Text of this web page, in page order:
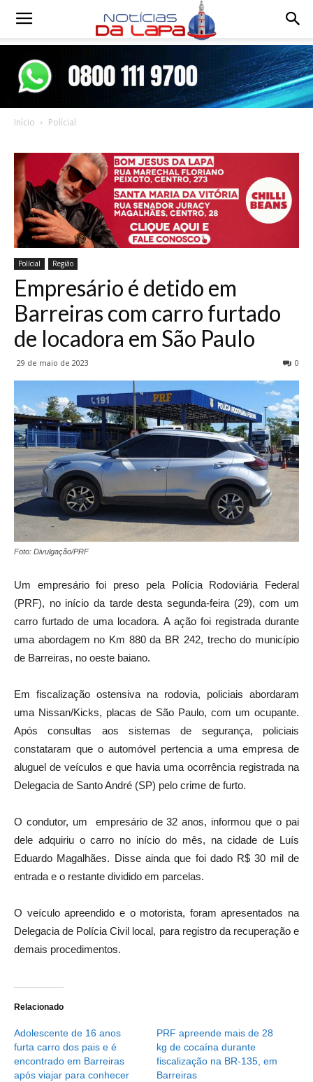
Notícias
Início Polícial
Polícial Região
Empresário é detido em
Barreiras com carro furtado
de locadora em São Paulo
29 de maio de 2023 0
Foto: Divulgação/PRF
Um empresário foi preso pela Polícia Rodoviária Federal
(PRF), no início da tarde desta segunda-feira (29), com um
carro furtado de uma locadora. A ação foi registrada durante
uma abordagem no Km 880 da BR 242, trecho do município
de Barreiras, no oeste baiano.
Em fiscalização ostensiva na rodovia, policiais abordaram
uma Nissan/Kicks, placas de São Paulo, com um ocupante.
Após consultas aos sistemas de segurança, policiais
constataram que o automóvel pertencia a uma empresa de
aluguel de veículos e que havia uma ocorrência registrada na
Delegacia de Santo André (SP) pelo crime de furto.
O condutor, um empresário de 32 anos, informou que o pai
dele adquiriu o carro no início do mês, na cidade de Luís
Eduardo Magalhães. Disse ainda que foi dado R$ 30 mil de
entrada e o restante dividido em parcelas.
O veículo apreendido e o motorista, foram apresentados na
Delegacia de Polícia Civil local, para registro da recuperação e
demais procedimentos.
Relacionado
Adolescente de 16 anos
furta carro dos pais e é
encontrado em Barreiras
após viajar para conhecer
PRF apreende mais de 28
kg de cocaína durante
fiscalização na BR-135, em
Barreiras